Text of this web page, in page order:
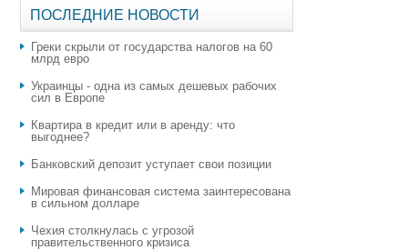
ПОСЛЕДНИЕ НОВОСТИ
Греки скрыли от государства налогов на 60
млрд евро
Украинцы - одна из самых дешевых рабочих
сил в Европе
Квартира в кредит или в аренду: что
выгоднее?
​Банковский депозит уступает свои позиции
Мировая финансовая система заинтересована
в сильном долларе
Чехия столкнулась с угрозой
правительственного кризиса